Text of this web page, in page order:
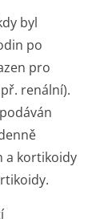
byl
po
pro
renální).
a kortikoidy